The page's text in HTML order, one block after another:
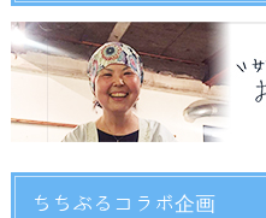
ちちぶるコラボ企画